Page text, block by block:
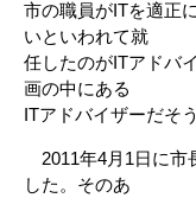
市の職員がITを適正
いといわれて就
任したのがITアドバ
画の中にある
ITアドバイザーだそ
2011年4月1日に市
した。そのあ